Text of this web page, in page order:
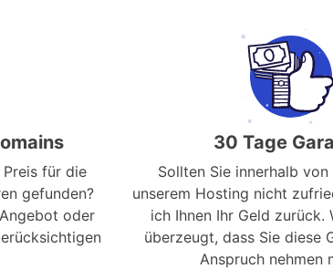
Preis für die
gefunden?
oder
30 Tage
Sollten Sie innerhalb
unserem Hosting nicht
ich Ihnen Ihr Geld zurück.
überzeugt, dass Sie diese
Anspruch nehmen